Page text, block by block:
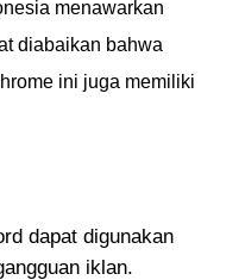
menawarkan
diabaikan bahwa
ini juga memiliki
dapat digunakan
iklan.